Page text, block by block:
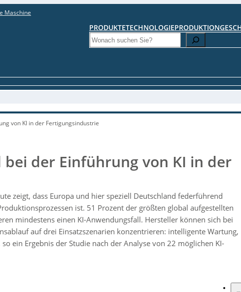
Maschine
PRODUKTETECHNOLOGIEPRODUKTION
Search
von KI in der Fertigungsindustrie
der Einführung von KI in der
zeigt, dass Europa und hier speziell Deutschland federführend
ist. 51 Prozent der größten global aufgestellten
mindestens einen KI-Anwendungsfall. Hersteller können sich bei
auf drei Einsatzszenarien konzentrieren: intelligente Wartung,
ein Ergebnis der Studie nach der Analyse von 22 möglichen KI-